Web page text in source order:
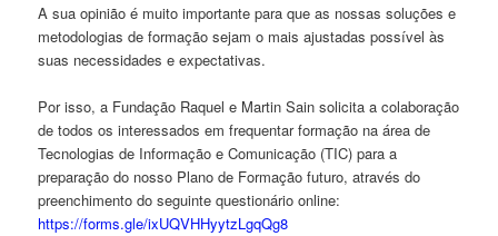
A sua opinião é muito importante para que as nossas soluções e
metodologias de formação sejam o mais ajustadas possível às
suas necessidades e expectativas.
Por isso, a Fundação Raquel e Martin Sain solicita a colaboração
de todos os interessados em frequentar formação na área de
Tecnologias de Informação e Comunicação (TIC) para a
preparação do nosso Plano de Formação futuro, através do
preenchimento do seguinte questionário online:
https://forms.gle/ixUQVHHyytzLgqQg8